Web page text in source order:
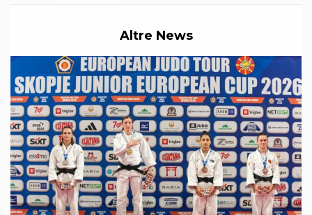
Corsi FIJLKAM-FISDIR
Corsi Preparatore Fisico
Edutraining class - Didattica infantile
Corso dirigenti sportivi
Corso Direttore di Gara
Abilitazioni
Sportello Fiscale
News
Modulistica
FAQ
Quesiti fiscali
Sostenibilità
Documenti
Altre News